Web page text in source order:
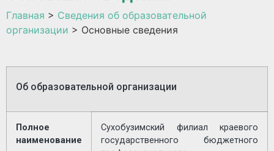
Главная > Сведения об образовательной
организации > Основные сведения
Об образовательной организации
Полное
наименование
Сухобузимский филиал краевого
государственного бюджетного